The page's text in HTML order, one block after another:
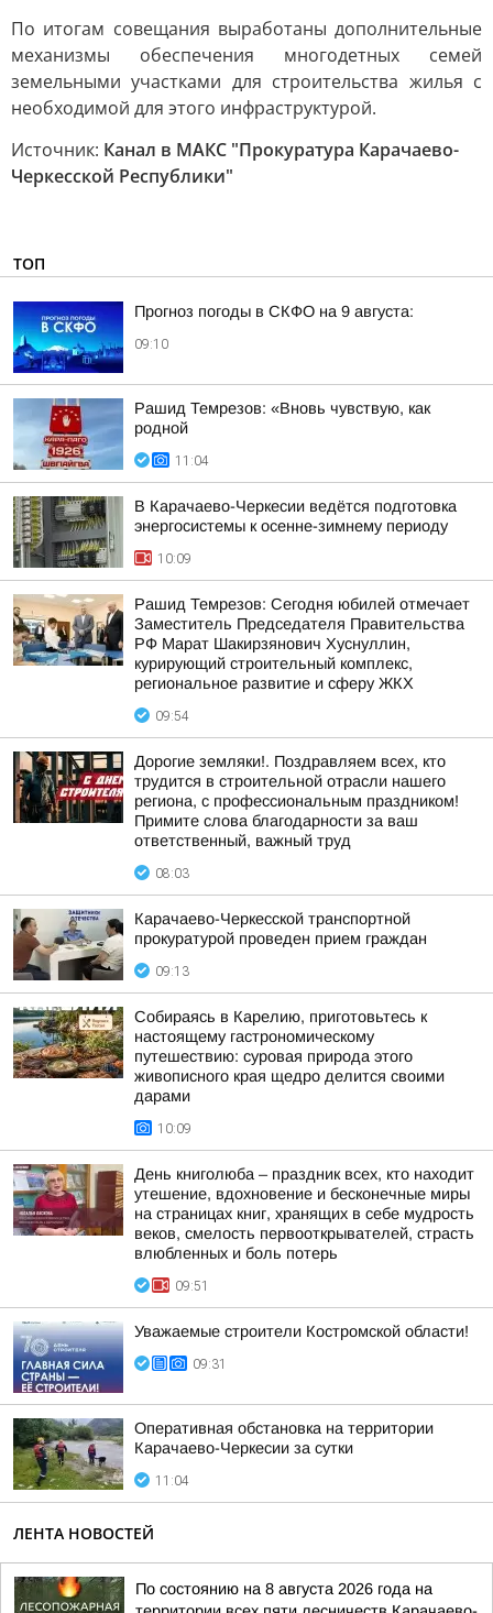
По итогам совещания выработаны дополнительные
механизмы обеспечения многодетных семей
земельными участками для строительства жилья с
необходимой для этого инфраструктурой.
Источник: Канал в МАКС "Прокуратура Карачаево-
Черкесской Республики"
ТОП
Прогноз погоды в СКФО на 9 августа:
09:10
Рашид Темрезов: «Вновь чувствую, как
родной
11:04
В Карачаево-Черкесии ведётся подготовка
энергосистемы к осенне-зимнему периоду
10:09
Рашид Темрезов: Сегодня юбилей отмечает
Заместитель Председателя Правительства
РФ Марат Шакирзянович Хуснуллин,
курирующий строительный комплекс,
региональное развитие и сферу ЖКХ
09:54
Дорогие земляки!. Поздравляем всех, кто
трудится в строительной отрасли нашего
региона, с профессиональным праздником!
Примите слова благодарности за ваш
ответственный, важный труд
08:03
Карачаево-Черкесской транспортной
прокуратурой проведен прием граждан
09:13
Собираясь в Карелию, приготовьтесь к
настоящему гастрономическому
путешествию: суровая природа этого
живописного края щедро делится своими
дарами
10:09
День книголюба – праздник всех, кто находит
утешение, вдохновение и бесконечные миры
на страницах книг, хранящих в себе мудрость
веков, смелость первооткрывателей, страсть
влюбленных и боль потерь
09:51
Уважаемые строители Костромской области!
09:31
Оперативная обстановка на территории
Карачаево-Черкесии за сутки
11:04
ЛЕНТА НОВОСТЕЙ
По состоянию на 8 августа 2026 года на